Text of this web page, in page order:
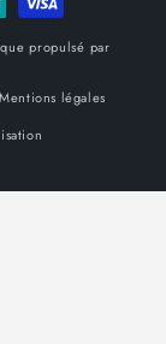
propulsé par
Mentions légales